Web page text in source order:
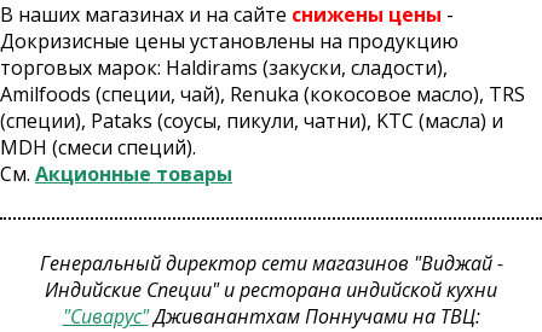
В наших магазинах и на сайте снижены цены -
Докризисные цены установлены на продукцию
торговых марок: Haldirams (закуски, сладости),
Amilfoods (специи, чай), Renuka (кокосовое масло), TRS
(специи), Pataks (соусы, пикули, чатни), KTC (масла) и
MDH (смеси специй).
См. Акционные товары
Генеральный директор сети магазинов "Виджай -
Индийские Специи" и ресторана индийской кухни
"Сиварус"Дживанантхам Поннучами на ТВЦ: